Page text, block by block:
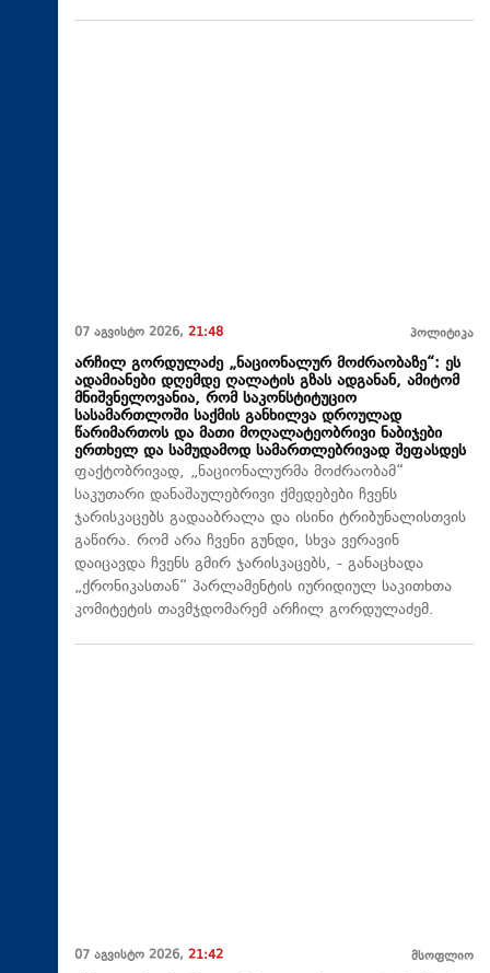
07 აგვისტო 2026, 21:48 პოლიტიკა
არჩილ გორდულაძე „ნაციონალურ მოძრაობაზე“: ეს
ადამიანები დღემდე ღალატის გზას ადგანან, ამიტომ
მნიშვნელოვანია, რომ საკონსტიტუციო
სასამართლოში საქმის განხილვა დროულად
წარიმართოს და მათი მოღალატეობრივი ნაბიჯები
ერთხელ და სამუდამოდ სამართლებრივად შეფასდეს
ფაქტობრივად, „ნაციონალურმა მოძრაობამ“
საკუთარი დანაშაულებრივი ქმედებები ჩვენს
ჯარისკაცებს გადააბრალა და ისინი ტრიბუნალისთვის
გაწირა. რომ არა ჩვენი გუნდი, სხვა ვერავინ
დაიცავდა ჩვენს გმირ ჯარისკაცებს, - განაცხადა
„ქრონიკასთან“ პარლამენტის იურიდიულ საკითხთა
კომიტეტის თავმჯდომარემ არჩილ გორდულაძემ.
07 აგვისტო 2026, 21:42 მსოფლიო